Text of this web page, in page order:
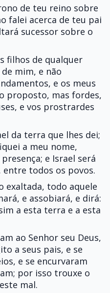
de teu reino sobre
falei acerca de teu pai
sucessor sobre o
filhos de qualquer
mim, e não
e os meus
proposto, mas fordes,
e vos prostrardes
da terra que lhes dei;
a meu nome,
e Israel será
todos os povos.
exaltada, todo aquele
e assobiará, e dirá:
a esta terra e a esta
ao Senhor seu Deus,
a seus pais, e se
e se encurvaram
por isso trouxe o
mal.